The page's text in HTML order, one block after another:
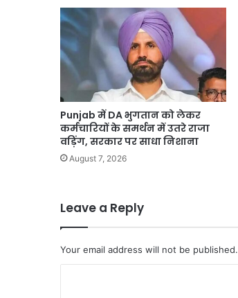
Hub:
Harmeet
Sandhu
Punjab में DA भुगतान को लेकर
कर्मचारियों के समर्थन में उतरे राजा
वड़िंग, सरकार पर साधा निशाना
August 7, 2026
Leave a Reply
Your email address will not be published.